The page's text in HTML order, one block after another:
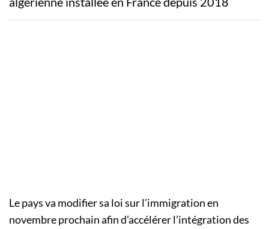
Le pays va modifier sa loi sur l’immigration en
novembre prochain afin d’accélérer l’intégration des